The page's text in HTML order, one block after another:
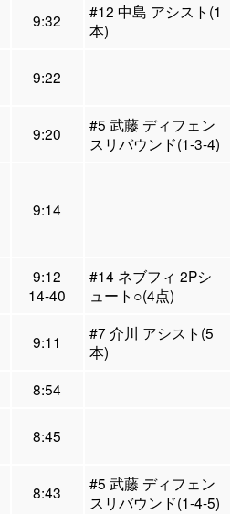
9:32
#12 中島 アシスト(1
本)
9:22
9:20
#5 武藤 ディフェン
スリバウンド(1-3-4)
9:14
9:12
14-40
#14 ネブフィ 2Pシ
ュート○(4点)
9:11
#7 介川 アシスト(5
本)
8:54
8:45
8:43
#5 武藤 ディフェン
スリバウンド(1-4-5)